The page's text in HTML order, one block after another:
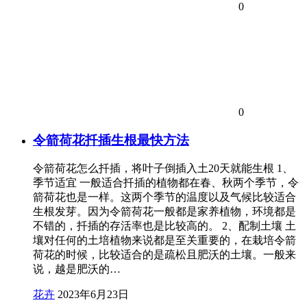
0
0
令箭荷花扦插生根最快方法
令箭荷花怎么扦插，将叶子倒插入土20天就能生根 1、
季节适宜 一般适合扦插的植物都在春、秋两个季节，令
箭荷花也是一样。这两个季节的温度以及气候比较适合
生根发芽。因为令箭荷花一般都是家养植物，环境都是
不错的，扦插的存活率也是比较高的。 2、配制土壤 土
壤对任何的土培植物来说都是至关重要的，在栽培令箭
荷花的时候，比较适合的是疏松且肥沃的土壤。一般来
说，越是肥沃的…
花卉 2023年6月23日